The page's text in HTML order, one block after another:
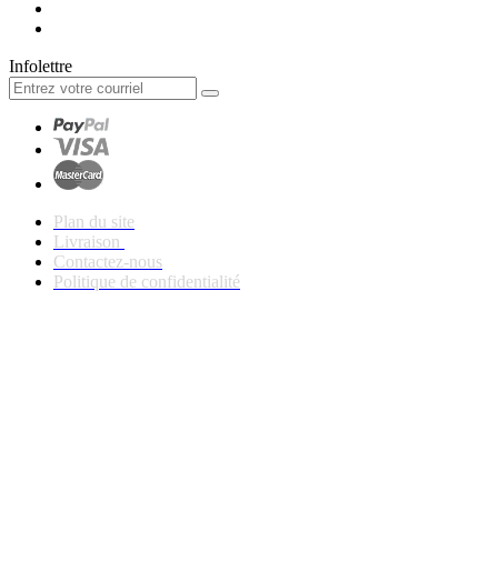
Infolettre
Plan du site
Livraison
Contactez-nous
Politique de confidentialité